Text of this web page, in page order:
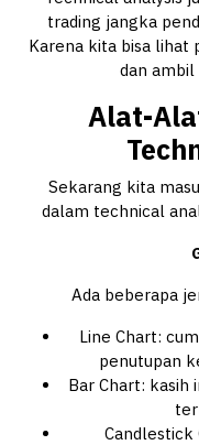
trading jangka
Karena kita bisa lihat
dan
Alat-
Sekarang kita
dalam technical
Ada beberapa
Line Chart:
penutupan
Bar Chart: kasih
Candlestick